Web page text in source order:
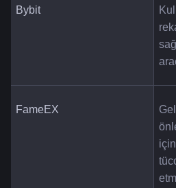
Bybit
FameEX